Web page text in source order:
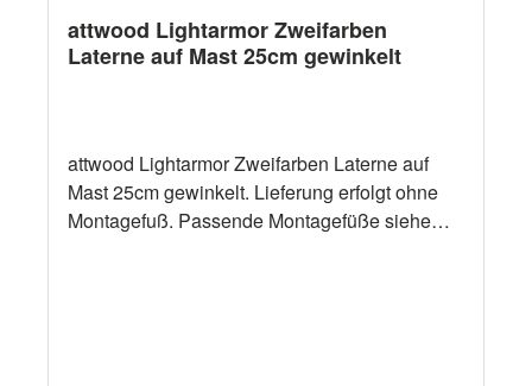
attwood Lightarmor Zweifarben
Laterne auf Mast 25cm gewinkelt
attwood Lightarmor Zweifarben Laterne auf
Mast 25cm gewinkelt. Lieferung erfolgt ohne
Montagefuß. Passende Montagefüße siehe